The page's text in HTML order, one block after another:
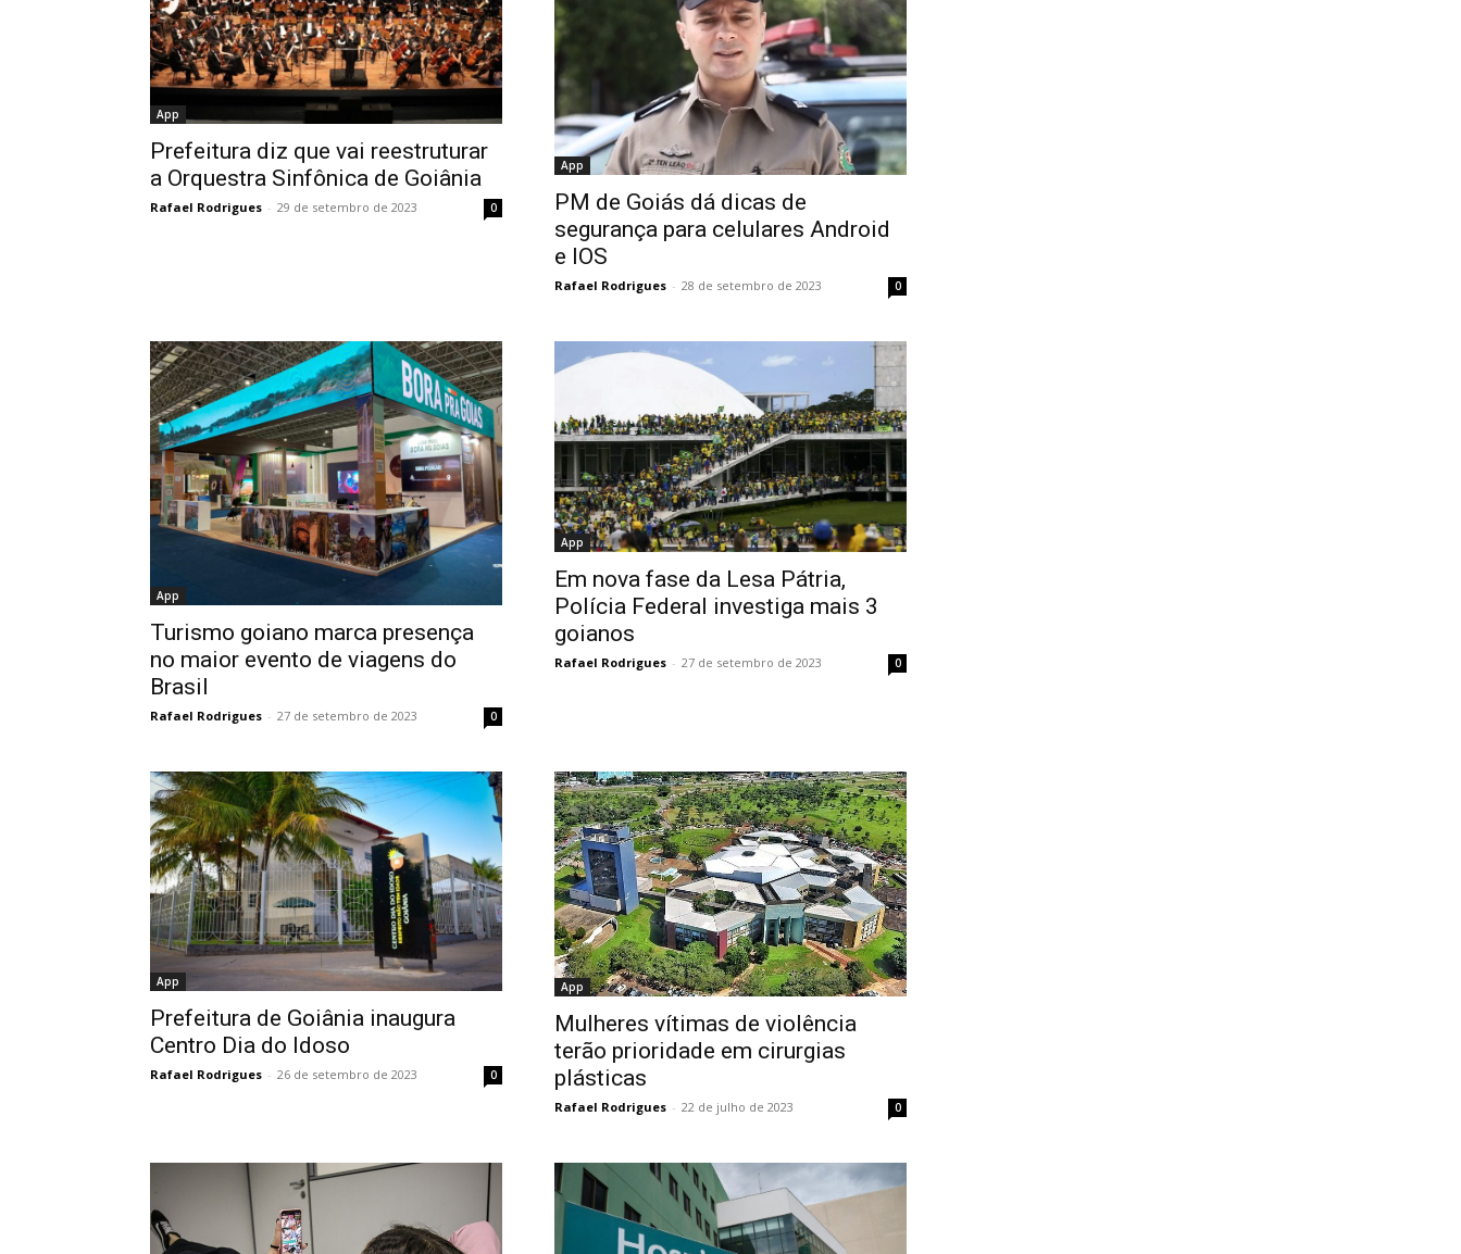
App
Prefeitura diz que vai reestruturar
a Orquestra Sinfônica de Goiânia
Rafael Rodrigues - 29 de setembro de 2023 0
App
PM de Goiás dá dicas de
segurança para celulares Android
e IOS
Rafael Rodrigues - 28 de setembro de 2023 0
App
Turismo goiano marca presença
no maior evento de viagens do
Brasil
Rafael Rodrigues - 27 de setembro de 2023 0
App
Em nova fase da Lesa Pátria,
Polícia Federal investiga mais 3
goianos
Rafael Rodrigues - 27 de setembro de 2023 0
App
Prefeitura de Goiânia inaugura
Centro Dia do Idoso
Rafael Rodrigues - 26 de setembro de 2023 0
App
Mulheres vítimas de violência
terão prioridade em cirurgias
plásticas
Rafael Rodrigues - 22 de julho de 2023 0